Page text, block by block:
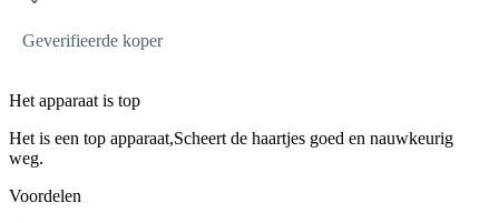
Geverifieerde koper
Het apparaat is top
Het is een top apparaat,Scheert de haartjes goed en nauwkeurig
weg.
Voordelen